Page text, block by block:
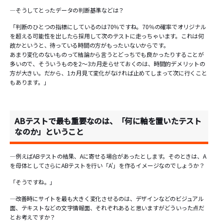
―そうしてとったデータの判断基準などは？
「判断のひとつの指標にしているのは70％ですね。70％の確率でオリジナル
を超える可能性を出したら採用して次のテストに走っちゃいます。これは何
故かというと、待っている時間の方がもったいないからです。
あまり変化のないものって結論から言うとどっちでも良かったりすることが
多いので、そういうものを2～3カ月走らせておくのは、時間的デメリットの
方が大きい。だから、1カ月見て変化がなければ止めてしまって次に行くこと
もあります。」
ABテストで最も重要なのは、「何に軸を置いたテスト
なのか」ということ
―例えばABテストの結果、Aに寄せる場合があったとします。そのときは、A
を母体としてさらにABテストを行い「A’」を作るイメージなのでしょうか？
「そうですね。」
―改善時にサイトを最も大きく変化させるのは、デザインなどのビジュアル
面、テキストなどの文字情報面、それぞれあると思いますがどういった点だ
とお考えですか？